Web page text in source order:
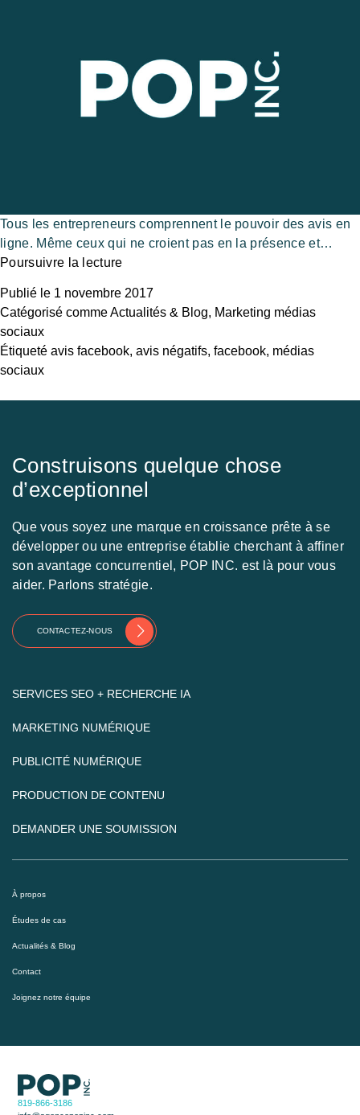
Tous les entrepreneurs comprennent le pouvoir des avis en
ligne. Même ceux qui ne croient pas en la présence et…
Poursuivre la lecture
Publié le 1 novembre 2017
Catégorisé commeActualités & Blog, Marketing médias
sociaux
Étiqueté avis facebook, avis négatifs, facebook, médias
sociaux
Construisons quelque chose
d’exceptionnel
Que vous soyez une marque en croissance prête à se
développer ou une entreprise établie cherchant à affiner
son avantage concurrentiel, POP INC. est là pour vous
aider. Parlons stratégie.
CONTACTEZ-NOUS
SERVICES SEO + RECHERCHE IA
MARKETING NUMÉRIQUE
PUBLICITÉ NUMÉRIQUE
PRODUCTION DE CONTENU
DEMANDER UNE SOUMISSION
À propos
Études de cas
Actualités & Blog
Contact
Joignez notre équipe
819-866-3186